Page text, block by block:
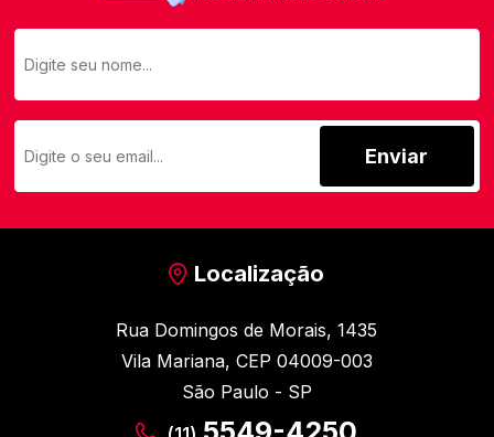
Enviar
Localização
Rua Domingos de Morais, 1435
Vila Mariana, CEP 04009-003
São Paulo - SP